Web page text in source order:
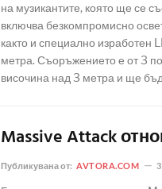
на музикантите, която ще се
включва безкомпромисно
както и специално изработен
метра. Съоръжението е от 3
височина над 3 метра и ще
Massive Attack
Публикувана от: AVTORA.COM